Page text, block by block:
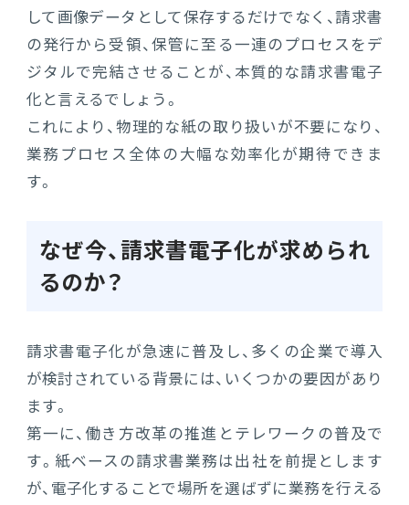
して画像データとして保存するだけでなく、請求書
の発行から受領、保管に至る一連のプロセスをデ
ジタルで完結させることが、本質的な請求書電子
化と言えるでしょう。
これにより、物理的な紙の取り扱いが不要になり、
業務プロセス全体の大幅な効率化が期待できま
す。
なぜ今、請求書電子化が求められ
るのか？
請求書電子化が急速に普及し、多くの企業で導入
が検討されている背景には、いくつかの要因があり
ます。
第一に、働き方改革の推進とテレワークの普及で
す。紙ベースの請求書業務は出社を前提とします
が、電子化することで場所を選ばずに業務を行える